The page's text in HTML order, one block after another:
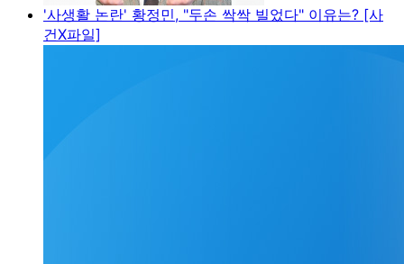
'사생활 논란' 황정민, "두손 싹싹 빌었다" 이유는? [사
건X파일]